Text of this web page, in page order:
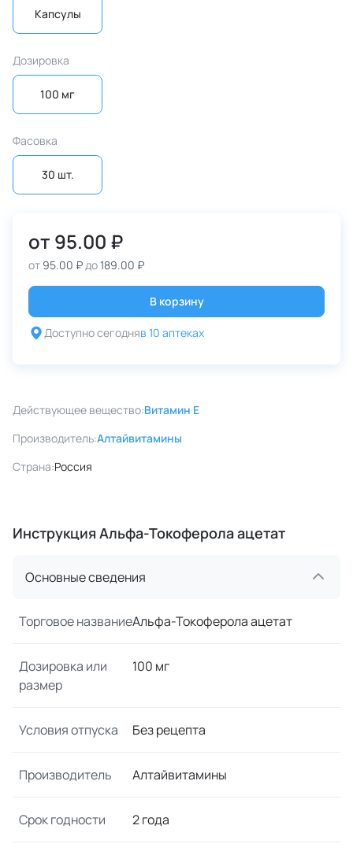
Капсулы
Дозировка
100 мг
Фасовка
30 шт.
от 95.00 ₽
от 95.00 ₽до189.00 ₽
В корзину
Доступно сегодняв 10 аптеках
Действующее вещество:Витамин E
Производитель:Алтайвитамины
Страна:Россия
Инструкция Альфа-Токоферола ацетат
Основные сведения
Торговое названиеАльфа-Токоферола ацетат
Дозировка или
размер
100 мг
Условия отпуска Без рецепта
Производитель Алтайвитамины
Срок годности 2 года